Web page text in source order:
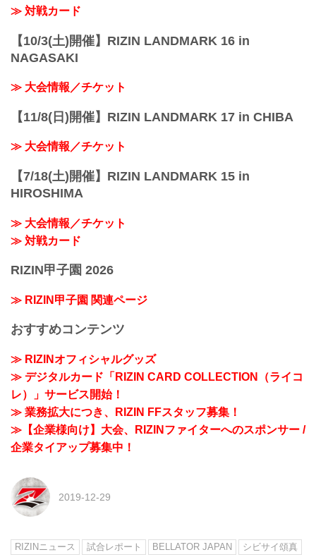
≫ 対戦カード
【10/3(土)開催】RIZIN LANDMARK 16 in
NAGASAKI
≫ 大会情報／チケット
【11/8(日)開催】RIZIN LANDMARK 17 in CHIBA
≫ 大会情報／チケット
【7/18(土)開催】RIZIN LANDMARK 15 in
HIROSHIMA
≫ 大会情報／チケット
≫ 対戦カード
RIZIN甲子園 2026
≫ RIZIN甲子園 関連ページ
おすすめコンテンツ
≫ RIZINオフィシャルグッズ
≫ デジタルカード「RIZIN CARD COLLECTION（ライコ
レ）」サービス開始！
≫ 業務拡大につき、RIZIN FFスタッフ募集！
≫【企業様向け】大会、RIZINファイターへのスポンサー /
企業タイアップ募集中！
2019-12-29
RIZINニュース 試合レポート BELLATOR JAPAN シビサイ頌真